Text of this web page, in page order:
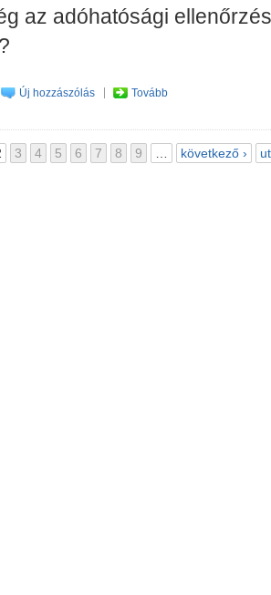
az adóhatósági
Új hozzászólás Tovább
3 4 5 6 7 8 9 következő ›